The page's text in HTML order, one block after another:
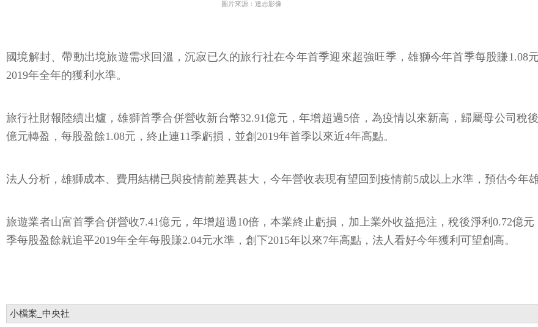
圖片來源：達志影像
國境解封、帶動出境旅遊需求回溫，沉寂已久的旅行社在今年首季迎來超強旺季，雄獅今年首季每股賺1.08
2019年全年的獲利水準。
旅行社財報陸續出爐，雄獅首季合併營收新台幣32.91億元，年增超過5倍，為疫情以來新高，歸屬母公司稅
億元轉盈，每股盈餘1.08元，終止連11季虧損，並創2019年首季以來近4年高點。
法人分析，雄獅成本、費用結構已與疫情前差異甚大，今年營收表現有望回到疫情前5成以上水準，預估今年
旅遊業者山富首季合併營收7.41億元，年增超過10倍，本業終止虧損，加上業外收益挹注，稅後淨利0.72億
季每股盈餘就追平2019年全年每股賺2.04元水準，創下2015年以來7年高點，法人看好今年獲利可望創高。
小檔案_中央社